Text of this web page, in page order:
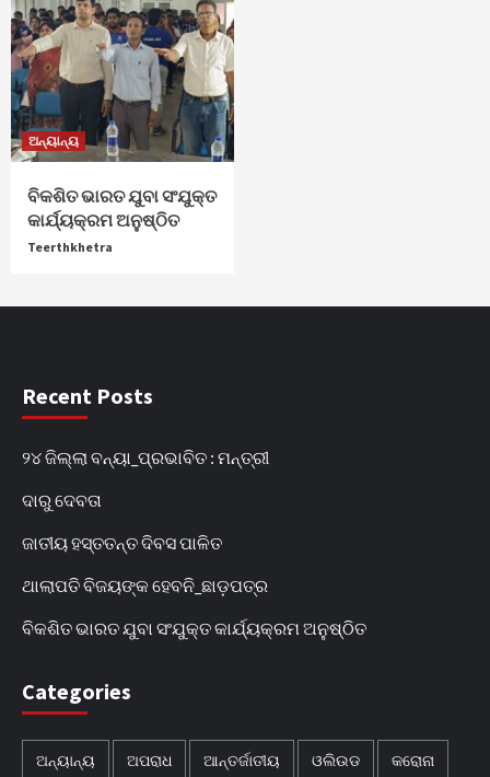
ଅନ୍ୟାନ୍ୟ
ବିକଶିତ ଭାରତ ଯୁବା ସଂଯୁକ୍ତ
କାର୍ଯ୍ୟକ୍ରମ ଅନୁଷ୍ଠିତ
Teerthkhetra
Recent Posts
୨୪ ଜିଲ୍ଲା ବନ୍ୟା_ପ୍ରଭାବିତ : ମନ୍ତ୍ରୀ
ଦାରୁ ଦେବତା
ଜାତୀୟ ହସ୍ତତନ୍ତ ଦିବସ ପାଳିତ
ଥାଲାପତି ବିଜୟଙ୍କ ହେବନି_ଛାଡ଼ପତ୍ର
ବିକଶିତ ଭାରତ ଯୁବା ସଂଯୁକ୍ତ କାର୍ଯ୍ୟକ୍ରମ ଅନୁଷ୍ଠିତ
Categories
ଅନ୍ୟାନ୍ୟ ଅପରାଧ ଆନ୍ତର୍ଜାତୀୟ ଓଲିଉଡ କରୋନା